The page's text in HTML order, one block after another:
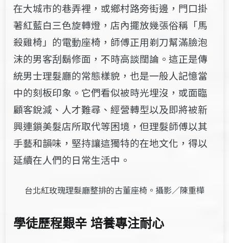
在大城市的巷弄裡，或鄉村路旁街邊，門口掛
著紅藍白三色旋轉燈，店內擺放幾張俗稱「馬
殺雞椅」的電動座椅，師傅正用剃刀幫滿臉泡
沫的男客刮鬍修面，不時高談闊論。這正是傳
統男士理髮廳的常態樣貌，也是一般人記憶當
中的刻板印象。它們看似被時光埋沒，或面臨
顧客銳減、人才難尋、經營轉型以及即將被新
興連鎖美髮店所取代等困境，但理髮師傅以其
手藝和韻味，堅持讓這獨特的在地文化，得以
延續在人們的日常生活中。
台北紅玫瑰理髮廳整排的古董座椅。攝影／陳重樺
學徒歷程艱辛 培養專注耐心